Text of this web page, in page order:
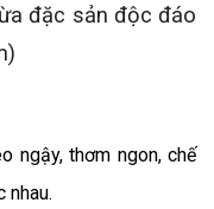
sản độc đáo
ngậy, thơm ngon, chế
nhau.